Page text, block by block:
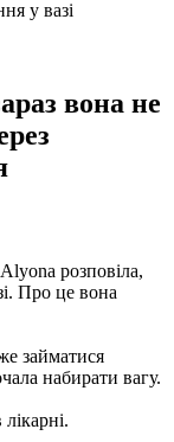
вона не
розповіла,
Про це вона
займатися
набирати вагу.